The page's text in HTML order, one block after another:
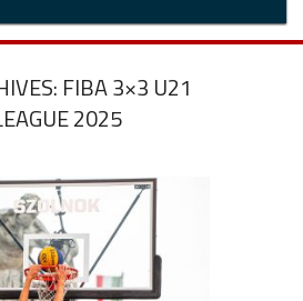
FIBA 3×3 U21
2025